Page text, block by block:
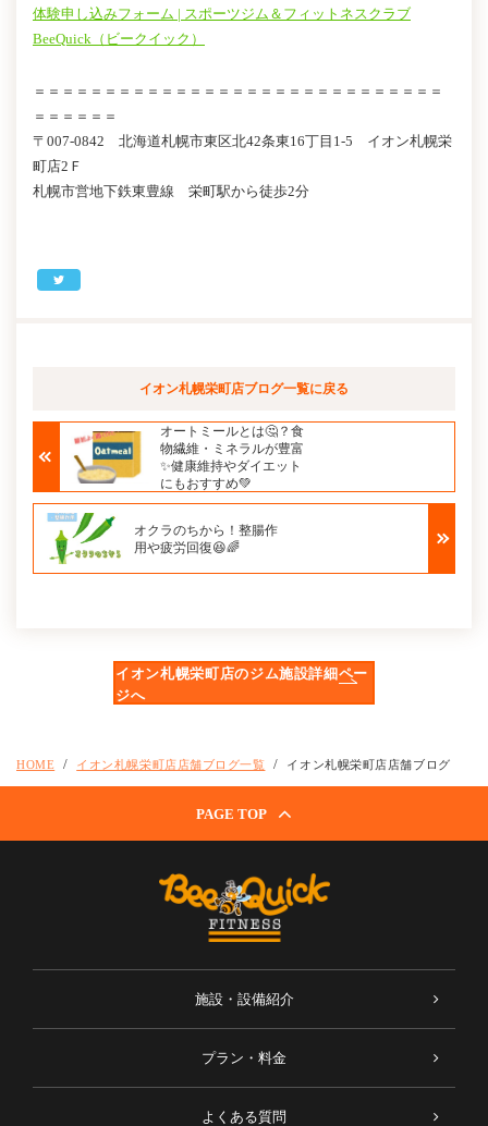
体験申し込みフォーム | スポーツジム＆フィットネスクラブ
BeeQuick（ビークイック）
＝＝＝＝＝＝＝＝＝＝＝＝＝＝＝＝＝＝＝＝＝＝＝＝＝＝＝＝＝
＝＝＝＝＝＝
〒007-0842 北海道札幌市東区北42条東16丁目1-5 イオン札幌栄
町店2Ｆ
札幌市営地下鉄東豊線 栄町駅から徒歩2分
イオン札幌栄町店ブログ一覧に戻る
オートミールとは🤔？食
物繊維・ミネラルが豊富
✨健康維持やダイエット
にもおすすめ💚
オクラのちから！整腸作
用や疲労回復😆🌈
イオン札幌栄町店のジム施設詳細ペー
ジへ
HOME イオン札幌栄町店店舗ブログ一覧 イオン札幌栄町店店舗ブログ
PAGE TOP
施設・設備紹介
プラン・料金
よくある質問